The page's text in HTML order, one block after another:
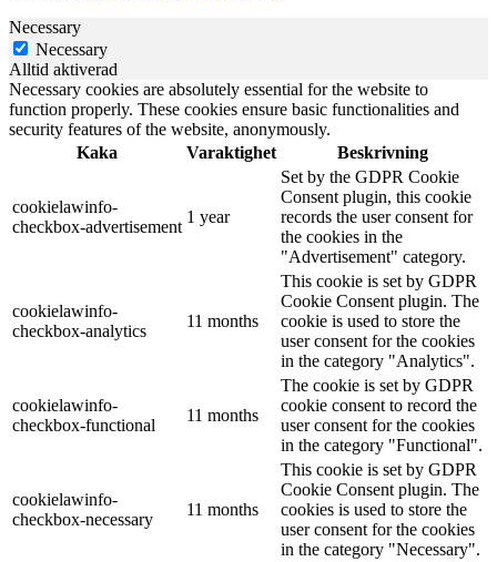
Necessary
Necessary
Alltid aktiverad
Necessary cookies are absolutely essential for the website to
function properly. These cookies ensure basic functionalities and
security features of the website, anonymously.
Kaka
Varaktighet Beskrivning
cookielawinfo-
checkbox-advertisement
1 year
Set by the GDPR Cookie
Consent plugin, this cookie
records the user consent for
the cookies in the
"Advertisement" category.
cookielawinfo-
checkbox-analytics
11 months
This cookie is set by GDPR
Cookie Consent plugin. The
cookie is used to store the
user consent for the cookies
in the category "Analytics".
cookielawinfo-
checkbox-functional
11 months
The cookie is set by GDPR
cookie consent to record the
user consent for the cookies
in the category "Functional".
cookielawinfo-
checkbox-necessary
11 months
This cookie is set by GDPR
Cookie Consent plugin. The
cookies is used to store the
user consent for the cookies
in the category "Necessary".